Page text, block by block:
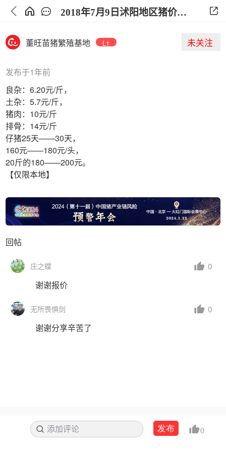
2018年7月9日沭阳地区猪价行情交流
董旺苗猪繁殖基地 L1 未关注
发布于1年前
良杂：6.20元/斤，
土杂：5.7元/斤，
猪肉：10元/斤
排骨：14元/斤
仔猪25天——30天，
160元——180元/头，
20斤的180——200元。
【仅限本地】
回帖
庄之蝶 0
谢谢报价
无所畏惧剑 0
谢谢分享辛苦了
添加评论 搜索发布 0